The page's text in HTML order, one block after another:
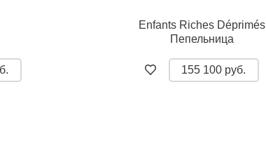
Enfants Riches Déprimés
Пепельница
155 100 руб.